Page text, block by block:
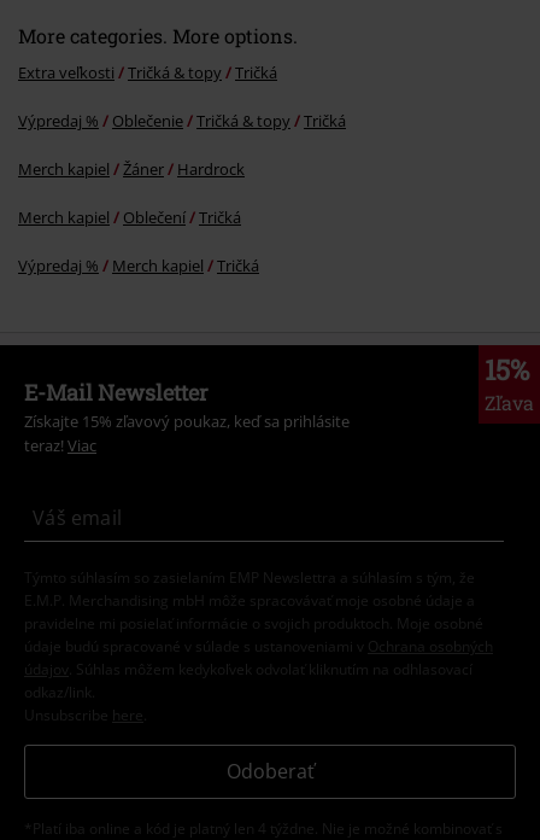
More categories. More options.
Extra veľkosti Tričká & topy Tričká
Výpredaj % Oblečenie Tričká & topy Tričká
Merch kapiel Žáner Hardrock
Merch kapiel Oblečení Tričká
Výpredaj % Merch kapiel Tričká
15%
Zľava
E-Mail Newsletter
Získajte 15% zľavový poukaz, keď sa prihlásite
teraz! Viac
Týmto súhlasím so zasielaním EMP Newslettra a súhlasím s tým, že
E.M.P. Merchandising mbH môže spracovávať moje osobné údaje a
pravidelne mi posielať informácie o svojich produktoch. Moje osobné
údaje budú spracované v súlade s ustanoveniami v
Ochrana osobných
údajov
. Súhlas môžem kedykoľvek odvolať kliknutím na odhlasovací
odkaz/link.
Unsubscribe here
Odoberať
*Platí iba online a kód je platný len 4 týždne. Nie je možné kombinovať s